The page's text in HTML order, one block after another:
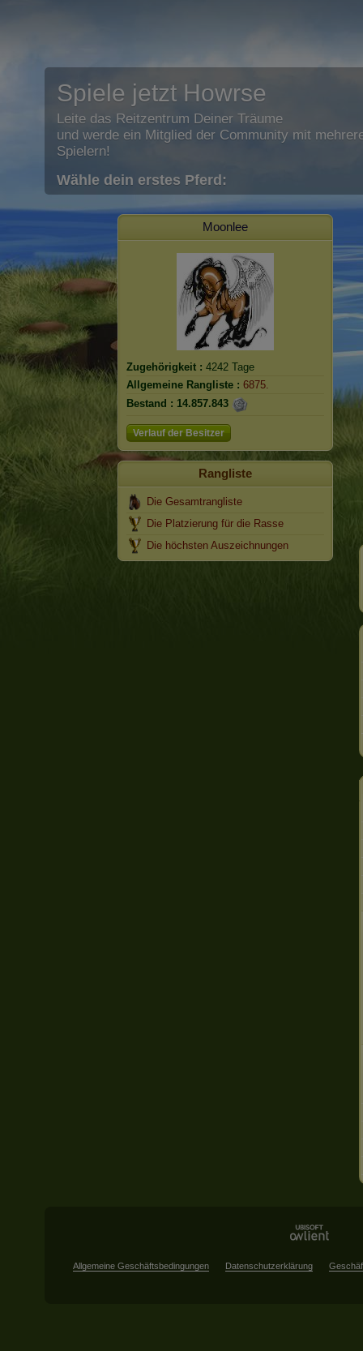
Spiele jetzt Howrse
Leite das Reitzentrum Deiner Träume
und werde ein Mitglied der Community mit
Spielern!
Wähle dein erstes Pferd:
Moonlee
Zugehörigkeit : 4242 Tage
Allgemeine Rangliste : 6875.
Bestand : 14.857.843
Verlauf der Besitzer
Rangliste
Die Gesamtrangliste
Die Platzierung für die Rasse
Die höchsten Auszeichnungen
Allgemeine Geschäftsbedingungen Datenschutzerklärung